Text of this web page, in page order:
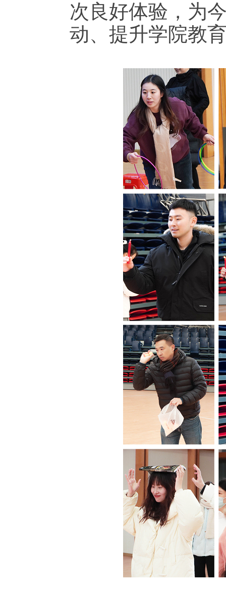
次良好体验，为
动、提升学院教